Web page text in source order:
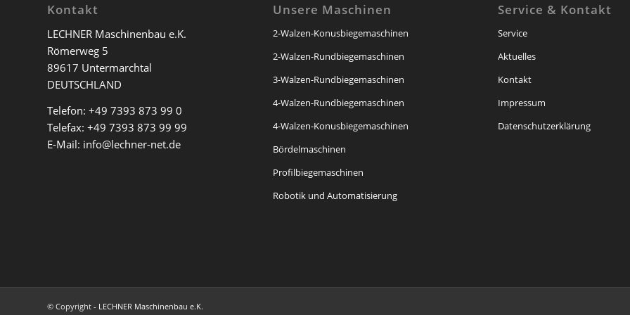
Kontakt
LECHNER Maschinenbau e.K.
Römerweg 5
89617 Untermarchtal
DEUTSCHLAND
Telefon: +49 7393 873 99 0
Telefax: +49 7393 873 99 99
E-Mail: info@lechner-net.de
Unsere Maschinen
2-Walzen-Konusbiegemaschinen
2-Walzen-Rundbiegemaschinen
3-Walzen-Rundbiegemaschinen
4-Walzen-Rundbiegemaschinen
4-Walzen-Konusbiegemaschinen
Bördelmaschinen
Profilbiegemaschinen
Robotik und Automatisierung
Service & Kontakt
Service
Aktuelles
Kontakt
Impressum
Datenschutzerklärung
© Copyright - LECHNER Maschinenbau e.K.